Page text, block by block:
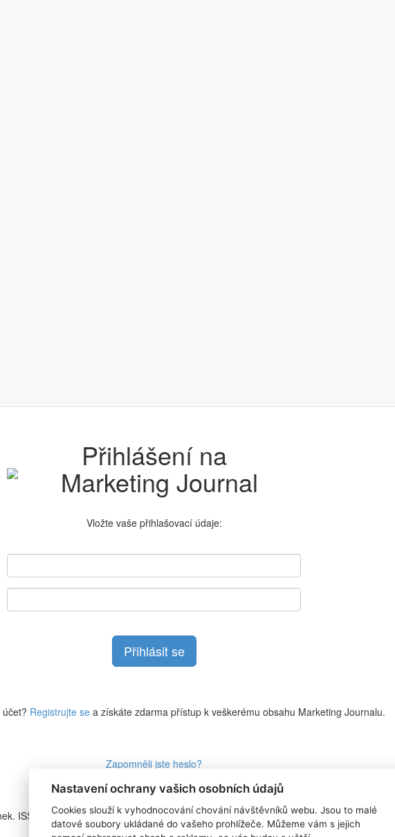
Přihlášení na
Vložte vaše přihlašovací údaje:
Registrujte sea získáte zdarma přístup k veškerému obsahu Marketing Journalu.
Zapomněli jste heslo?
ISSN
RSS 1
Štítky
Nastavení ochrany vašich osobních údajů
Cookies slouží k vyhodnocování chování návštěvníků webu. Jsou to malé
datové soubory ukládané do vašeho prohlížeče. Můžeme vám s jejich